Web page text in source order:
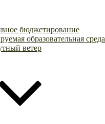
бюджетирование
образовательная среда
ветер